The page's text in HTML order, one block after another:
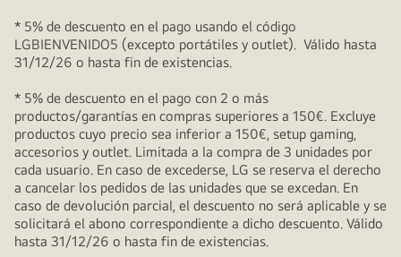
* 5% de descuento en el pago usando el código
LGBIENVENIDO5 (excepto portátiles y outlet). Válido hasta
31/12/26 o hasta fin de existencias.
* 5% de descuento en el pago con 2 o más
productos/garantías en compras superiores a 150€. Excluye
productos cuyo precio sea inferior a 150€, setup gaming,
accesorios y outlet. Limitada a la compra de 3 unidades por
cada usuario. En caso de excederse, LG se reserva el derecho
a cancelar los pedidos de las unidades que se excedan. En
caso de devolución parcial, el descuento no será aplicable y se
solicitará el abono correspondiente a dicho descuento. Válido
hasta 31/12/26 o hasta fin de existencias.